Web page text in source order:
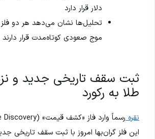
دلار قرار دارد
تحلیل‌ها نشان می‌دهد هر دو فلز
موج صعودی کوتاه‌مدت قرار دارند
ثبت سقف تاریخی جدید و
طلا به رکورد
نقره